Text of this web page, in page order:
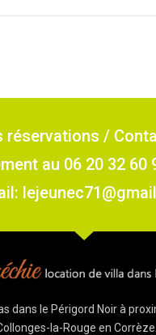
réservations /
au 06 20 32 60
dans le Périgord Noir à
la-Rouge en Corrèze.